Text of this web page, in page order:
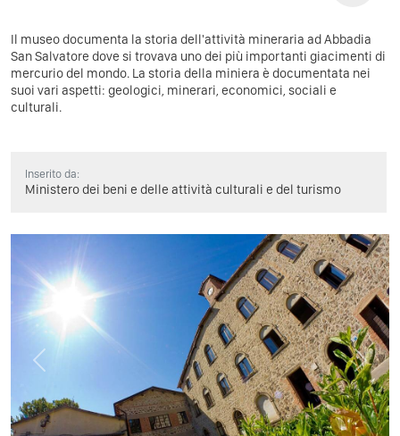
Il museo documenta la storia dell'attività mineraria ad Abbadia
San Salvatore dove si trovava uno dei più importanti giacimenti di
mercurio del mondo. La storia della miniera è documentata nei
suoi vari aspetti: geologici, minerari, economici, sociali e
culturali.
Inserito da:
Ministero dei beni e delle attività culturali e del turismo
Previous Next